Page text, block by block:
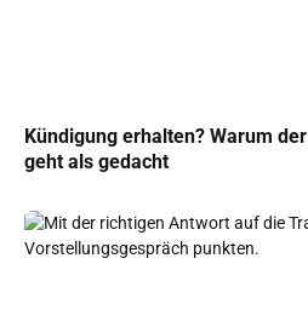
Kündigung erhalten? Warum
geht als gedacht